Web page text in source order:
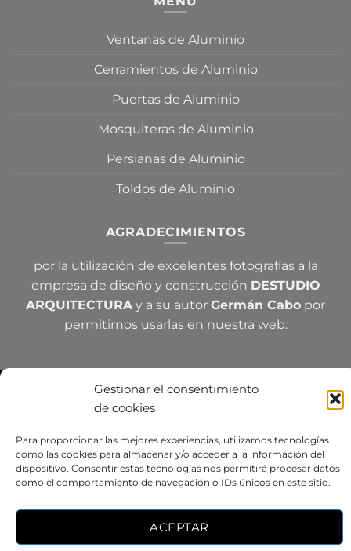
Gestionar el consentimiento
de cookies
Para proporcionar las mejores experiencias, utilizamos tecnologías
como las cookies para almacenar y/o acceder a la información del
dispositivo. Consentir estas tecnologías nos permitirá procesar datos
como el comportamiento de navegación o IDs únicos en este sitio.
ACEPTAR
Ventanas de Aluminio
Cerramientos de Aluminio
Puertas de Aluminio
Mosquiteras de Aluminio
Persianas de Aluminio
Toldos de Aluminio
AGRADECIMIENTOS
por la utilización de excelentes fotografías a la
empresa de diseño y construcción DESTUDIO
ARQUITECTURA y a su autor Germán Cabo por
permitirnos usarlas en nuestra web.
AVISO LEGAL
POLÍTICA DE PRIVACIDAD
POLÍTICA DE COOKIES
realizado porBeTOP Lab